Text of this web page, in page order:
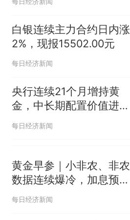
白银连续主力合约日内涨
2%，现报15502.00元
每日经济新闻
央行连续21个月增持黄
金，中长期配置价值进一
步凸显｜黄金早参
每日经济新闻
黄金早参｜小非农、非农
数据连续爆冷，加息预期
大幅降温，金价周度涨
每日经济新闻